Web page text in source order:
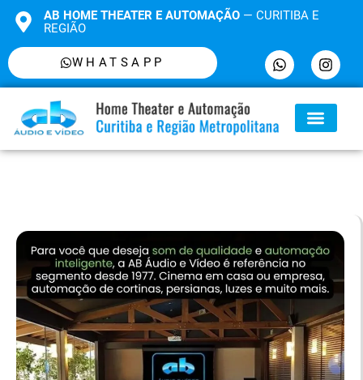
AB HOME THEATER E AUTOMAÇÃO— CURITIBA E
REGIÃO
WHATSAPP